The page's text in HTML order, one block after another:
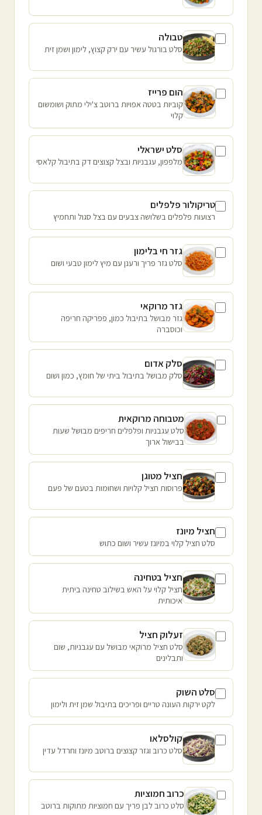
טבולה
סלט בורגול עשיר עם ירק קצוץ, לימון ושמן זית
הום פרייז
קוביות בטטה אפויות ברוטב צ'ילי מתוק ושומשום
קלוי
סלט ישראלי
מלפפון, עגבניות ובצל קצוצים דק בתיבול קלאסי
טריקולור פלפלים
רצועות פלפלים בשלושה צבעים עם בצל סגול ותחמיץ
גזר חי בלימון
סלט גזר פריך ורענן עם מיץ לימון טבעי ושום
גזר מרוקאי
גזר מבושל בתיבול כמון, פפריקה חריפה
וכוסברה
סלק אדום
סלק מבושל בתיבול ביתי של חומץ, כמון ושום
מטבוחה מרוקאית
סלט עגבניות ופלפלים חריפים מבושל שעות
בבישול ארוך
חציל מטוגן
פרוסות חציל קלויות ושחומות בטעם של פעם
חציל מיונז
סלט חציל קלוי במיונז עשיר ושום כתוש
חציל בטחינה
חציל קלוי על האש בשילוב טחינה ביתית
איכותית
זעלוק חציל
סלט חציל מרוקאי מבושל עם עגבניות, שום
ותבלינים
סלט השוק
לקט ירקות העונה טריים ופריכים בתיבול שמן זית ולימון
קולסלאו
סלט כרוב וגזר קצוצים ברוטב מיונז וחרדל עדין
כרוב חמוציות
סלט כרוב לבן פריך עם חמוציות מתוקות ברוטב